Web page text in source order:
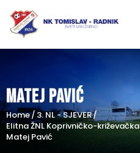
Matej Pavić
Home
3. NL - SJEVER
Elitna ŽNL Koprivničko-križevačka
Matej Pavić
Home
O nama
Utakmice